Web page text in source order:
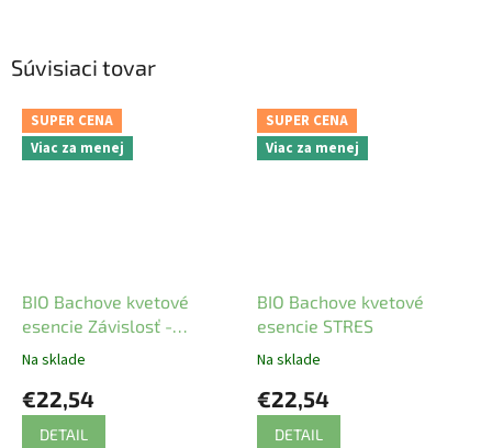
Súvisiaci tovar
SUPER CENA
Viac za menej
BIO Bachove kvetové
esencie Závislosť -
DEPENDENCE
Na sklade
€22,54
DETAIL
SUPER CENA
Viac za menej
BIO Bachove kvetové
esencie STRES
Na sklade
€22,54
DETAIL